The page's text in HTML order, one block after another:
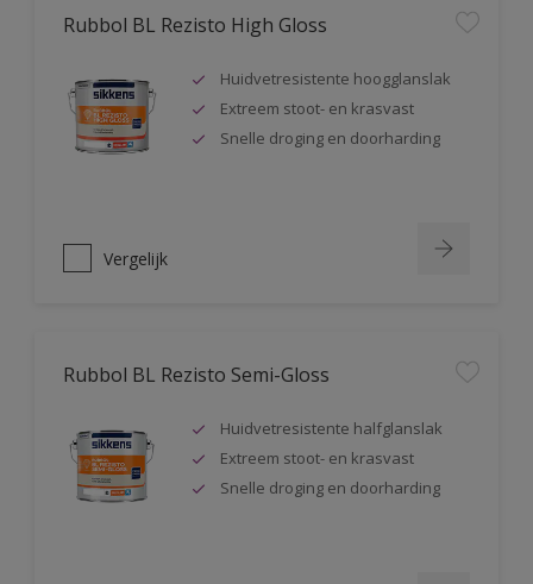
Rubbol BL Rezisto High Gloss
Huidvetresistente hoogglanslak
Extreem stoot- en krasvast
Snelle droging en doorharding
Vergelijk
Rubbol BL Rezisto Semi-Gloss
Huidvetresistente halfglanslak
Extreem stoot- en krasvast
Snelle droging en doorharding